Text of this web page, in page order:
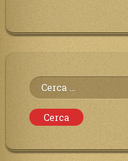
Ricerca
per: